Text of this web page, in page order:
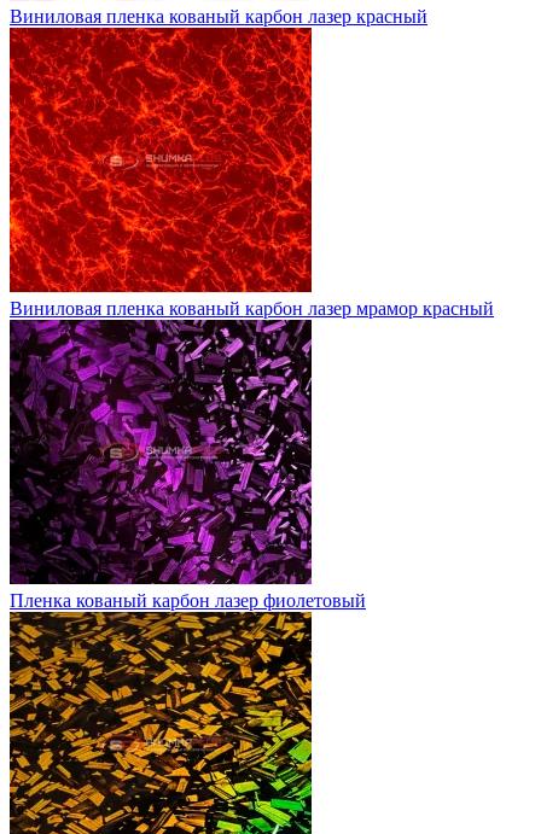
Виниловая пленка кованый карбон лазер красный
Виниловая пленка кованый карбон лазер мрамор красный
Пленка кованый карбон лазер фиолетовый